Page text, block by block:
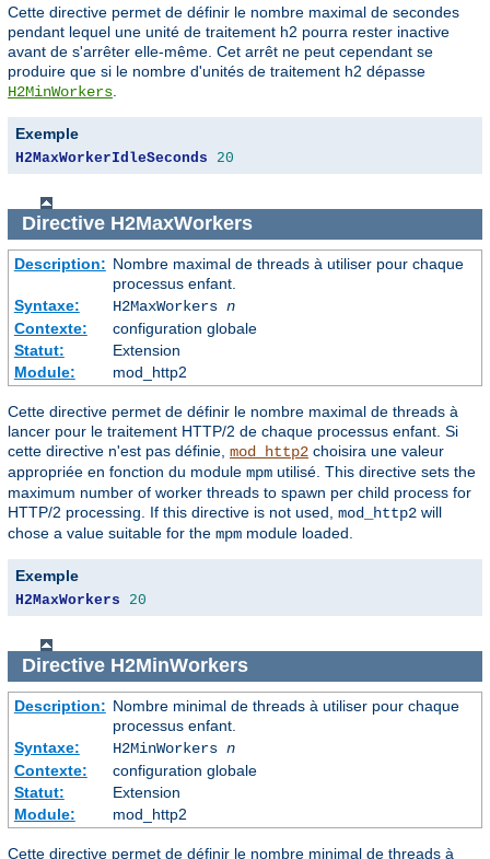
Cette directive permet de définir le nombre maximal de secondes
pendant lequel une unité de traitement h2 pourra rester inactive
avant de s'arrêter elle-même. Cet arrêt ne peut cependant se
produire que si le nombre d'unités de traitement h2 dépasse
H2MinWorkers
Exemple
H2MaxWorkerIdleSeconds 20
Directive H2MaxWorkers
Description: Nombre maximal de threads à utiliser pour chaque
processus enfant.
Syntaxe:
H2MaxWorkers n
Contexte:
configuration globale
Statut:
Extension
Module:
mod_http2
Cette directive permet de définir le nombre maximal de threads à
lancer pour le traitement HTTP/2 de chaque processus enfant. Si
cette directive n'est pas définie, mod_http2 choisira une valeur
appropriée en fonction du module mpm utilisé. This directive sets the
maximum number of worker threads to spawn per child process for
HTTP/2 processing. If this directive is not used, mod_http2 will
chose a value suitable for the mpm module loaded.
Exemple
H2MaxWorkers 20
Directive H2MinWorkers
Description: Nombre minimal de threads à utiliser pour chaque
processus enfant.
Syntaxe:
H2MinWorkers n
Contexte:
configuration globale
Statut:
Extension
Module:
mod_http2
Cette directive permet de définir le nombre minimal de threads à